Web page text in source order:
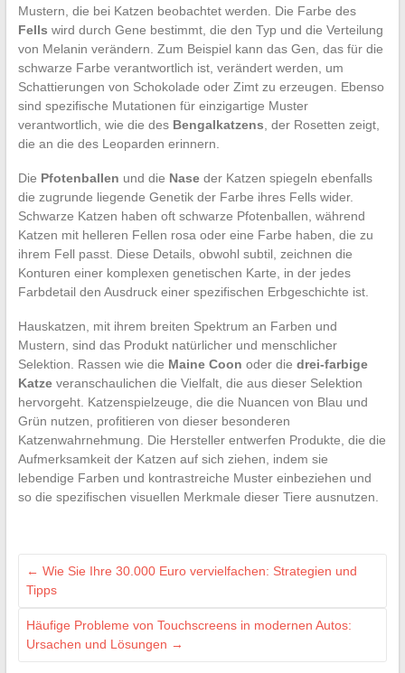
Mustern, die bei Katzen beobachtet werden. Die Farbe des
Fells wird durch Gene bestimmt, die den Typ und die Verteilung
von Melanin verändern. Zum Beispiel kann das Gen, das für die
schwarze Farbe verantwortlich ist, verändert werden, um
Schattierungen von Schokolade oder Zimt zu erzeugen. Ebenso
sind spezifische Mutationen für einzigartige Muster
verantwortlich, wie die des Bengalkatzens , der Rosetten zeigt,
die an die des Leoparden erinnern.
Die Pfotenballen und die Naseder Katzen spiegeln ebenfalls
die zugrunde liegende Genetik der Farbe ihres Fells wider.
Schwarze Katzen haben oft schwarze Pfotenballen, während
Katzen mit helleren Fellen rosa oder eine Farbe haben, die zu
ihrem Fell passt. Diese Details, obwohl subtil, zeichnen die
Konturen einer komplexen genetischen Karte, in der jedes
Farbdetail den Ausdruck einer spezifischen Erbgeschichte ist.
Hauskatzen, mit ihrem breiten Spektrum an Farben und
Mustern, sind das Produkt natürlicher und menschlicher
Selektion. Rassen wie die Maine Coon oder die drei-farbige
Katzeveranschaulichen die Vielfalt, die aus dieser Selektion
hervorgeht. Katzenspielzeuge, die die Nuancen von Blau und
Grün nutzen, profitieren von dieser besonderen
Katzenwahrnehmung. Die Hersteller entwerfen Produkte, die die
Aufmerksamkeit der Katzen auf sich ziehen, indem sie
lebendige Farben und kontrastreiche Muster einbeziehen und
so die spezifischen visuellen Merkmale dieser Tiere ausnutzen.
← Wie Sie Ihre 30.000 Euro vervielfachen: Strategien und
Tipps
Häufige Probleme von Touchscreens in modernen Autos:
Ursachen und Lösungen →